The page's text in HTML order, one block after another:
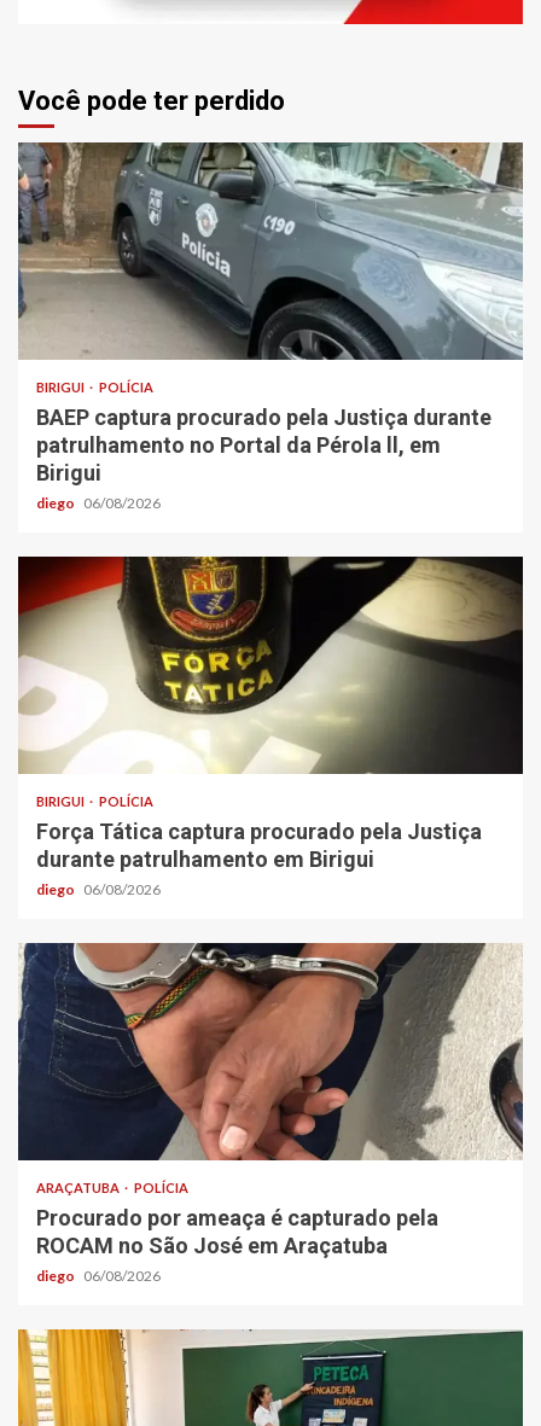
Você pode ter perdido
BIRIGUI POLÍCIA
BAEP captura procurado pela Justiça durante
patrulhamento no Portal da Pérola ll, em
Birigui
diego 06/08/2026
BIRIGUI POLÍCIA
Força Tática captura procurado pela Justiça
durante patrulhamento em Birigui
diego 06/08/2026
ARAÇATUBA POLÍCIA
Procurado por ameaça é capturado pela
ROCAM no São José em Araçatuba
diego 06/08/2026